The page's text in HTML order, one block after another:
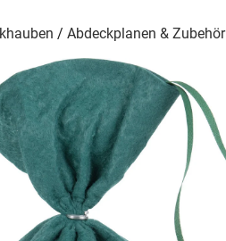
Abdeckplanen & Zubehör